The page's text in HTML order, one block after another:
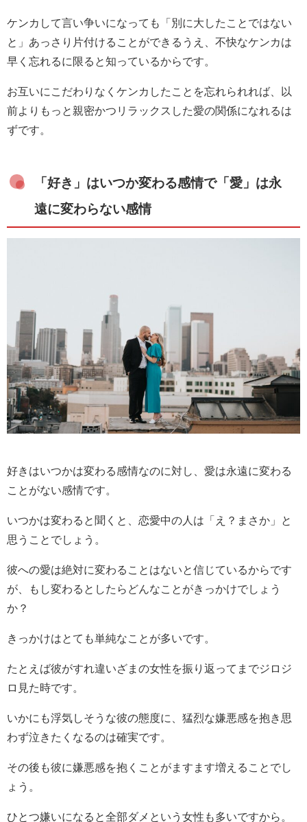
ケンカして言い争いになっても「別に大したことではない
と」あっさり片付けることができるうえ、不快なケンカは
早く忘れるに限ると知っているからです。
お互いにこだわりなくケンカしたことを忘れられれば、以
前よりもっと親密かつリラックスした愛の関係になれるは
ずです。
「好き」はいつか変わる感情で「愛」は永
遠に変わらない感情
好きはいつかは変わる感情なのに対し、愛は永遠に変わる
ことがない感情です。
いつかは変わると聞くと、恋愛中の人は「え？まさか」と
思うことでしょう。
彼への愛は絶対に変わることはないと信じているからです
が、もし変わるとしたらどんなことがきっかけでしょう
か？
きっかけはとても単純なことが多いです。
たとえば彼がすれ違いざまの女性を振り返ってまでジロジ
ロ見た時です。
いかにも浮気しそうな彼の態度に、猛烈な嫌悪感を抱き思
わず泣きたくなるのは確実です。
その後も彼に嫌悪感を抱くことがますます増えることでし
ょう。
ひとつ嫌いになると全部ダメという女性も多いですから。